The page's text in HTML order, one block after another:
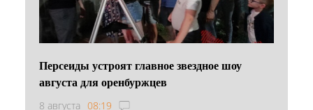
Персеиды устроят главное звездное шоу
августа для оренбуржцев
8 августа 08:19